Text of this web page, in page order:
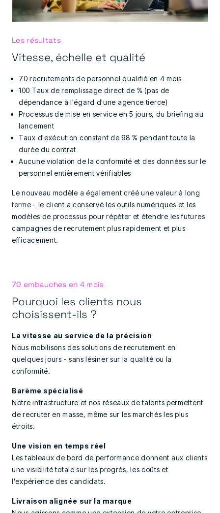
Les résultats
Vitesse, échelle et qualité
70 recrutements de personnel qualifié en 4 mois
100 Taux de remplissage direct de % (pas de
dépendance à l'égard d'une agence tierce)
Processus de mise en service en 5 jours, du briefing au
lancement
Taux d'exécution constant de 98 % pendant toute la
durée du contrat
Aucune violation de la conformité et des données sur le
personnel entièrement vérifiables
Le nouveau modèle a également créé une valeur à long
terme - le client a conservé les outils numériques et les
modèles de processus pour répéter et étendre les futures
campagnes de recrutement plus rapidement et plus
efficacement.
70 embauches en 4 mois
Pourquoi les clients nous
choisissent-ils ?
La vitesse au service de la précision
Nous mobilisons des solutions de recrutement en
quelques jours - sans lésiner sur la qualité ou la
conformité.
Barème spécialisé
Notre infrastructure et nos réseaux de talents permettent
de recruter en masse, même sur les marchés les plus
étroits.
Une vision en temps réel
Les tableaux de bord de performance donnent aux clients
une visibilité totale sur les progrès, les coûts et
l'expérience des candidats.
Livraison alignée sur la marque